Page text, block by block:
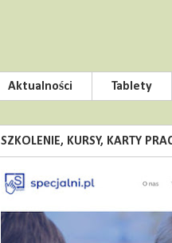
Aktualności Tablety
SZKOLENIE, KURSY, KARTY